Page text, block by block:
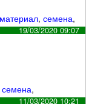
,семена,
19/03/2020 09:07
семена,
11/03/2020 10:21